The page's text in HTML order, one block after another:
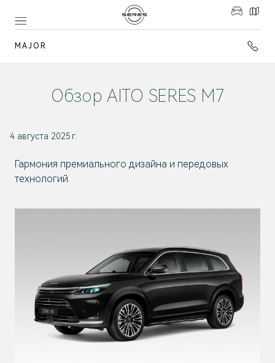
MAJOR
Обзор AITO SERES M7
4 августа 2025 г.
Гармония премиального дизайна и передовых
технологий.